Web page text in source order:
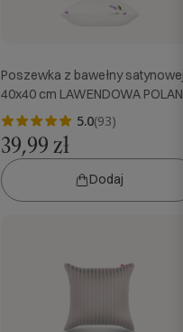
Poszewka z bawełny
40x40 cm LAWENDOWA
5.0(93)
39,99 zł
Dodaj